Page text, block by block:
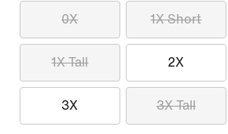
0X 1X Short
1X Tall 2X
3X 3X Tall